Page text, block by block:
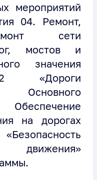
мероприятий
04. Ремонт,
сети
мостов и
значения
«Дороги
на дорогах